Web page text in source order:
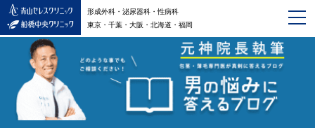
形成外科・泌尿器科・性病科
東京・千葉・大阪・北海道・福岡